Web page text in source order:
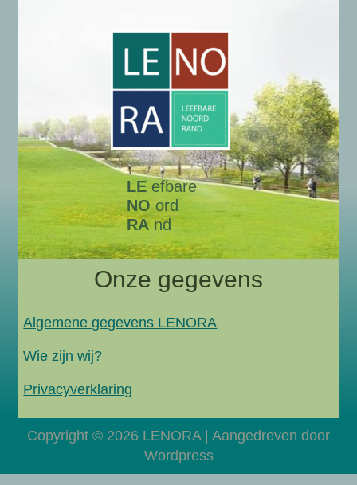
LE efbare
NOord
RAnd
Onze gegevens
Algemene gegevens LENORA
Wie zijn wij?
Privacyverklaring
Copyright © 2026 LENORA | Aangedreven door
Wordpress